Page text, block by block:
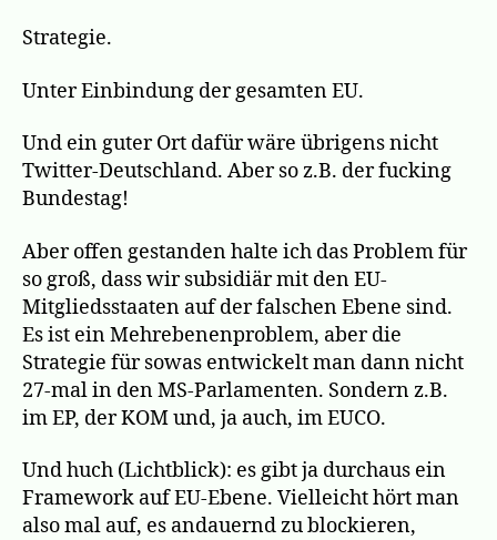
Strategie.
Unter Einbindung der gesamten EU.
Und ein guter Ort dafür wäre übrigens nicht
Twitter-Deutschland. Aber so z.B. der fucking
Bundestag!
Aber offen gestanden halte ich das Problem für
so groß, dass wir subsidiär mit den EU-
Mitgliedsstaaten auf der falschen Ebene sind.
Es ist ein Mehrebenenproblem, aber die
Strategie für sowas entwickelt man dann nicht
27-mal in den MS-Parlamenten. Sondern z.B.
im EP, der KOM und, ja auch, im EUCO.
Und huch (Lichtblick): es gibt ja durchaus ein
Framework auf EU-Ebene. Vielleicht hört man
also mal auf, es andauernd zu blockieren,